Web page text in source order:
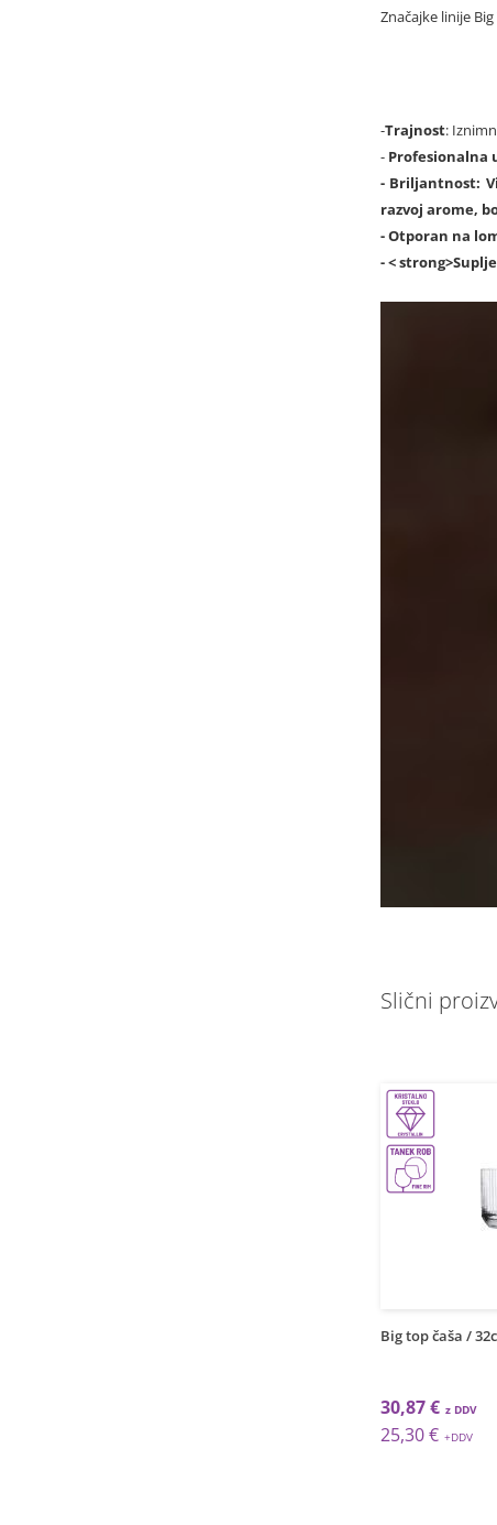
Značajke linije
-Trajnost:
- Profesionalna
- Briljantnost:
razvoj arome,
-Otporan na
- <
Slični
Big top čaša /
30,87 €
25,30 €